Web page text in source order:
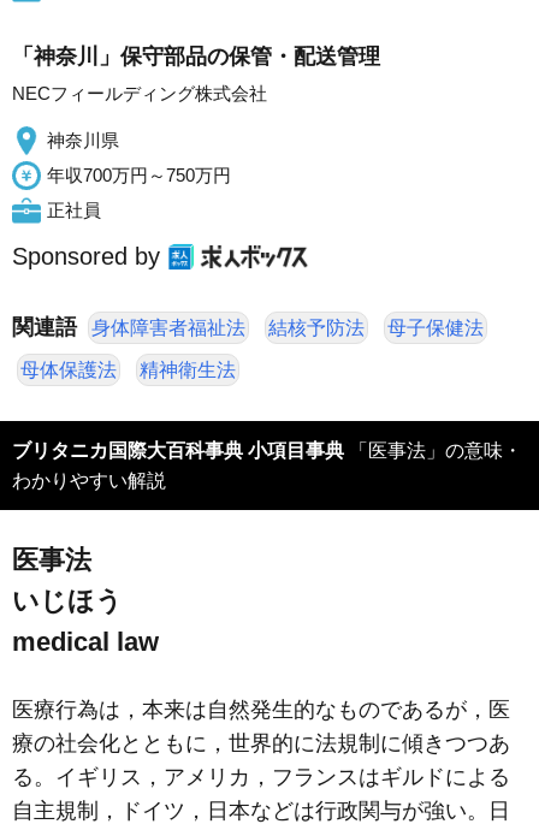
「神奈川」保守部品の保管・配送管理
NECフィールディング株式会社
神奈川県
年収700万円～750万円
正社員
Sponsored by
関連語 身体障害者福祉法 結核予防法 母子保健法
母体保護法 精神衛生法
ブリタニカ国際大百科事典 小項目事典 「医事法」の意味・
わかりやすい解説
医事法
いじほう
medical law
医療行為は，本来は自然発生的なものであるが，医
療の社会化とともに，世界的に法規制に傾きつつあ
る。イギリス，アメリカ，フランスはギルドによる
自主規制，ドイツ，日本などは行政関与が強い。日